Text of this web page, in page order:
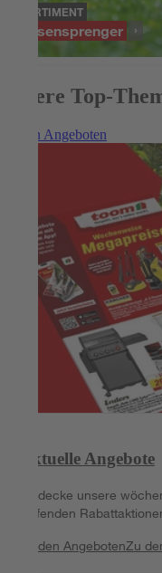
SORTIMENT
Rasensprenger
Unsere Top-
Zu den Angeboten
Aktuelle Angebote
Entdecke unsere
laufenden
Zu den AngebotenZu